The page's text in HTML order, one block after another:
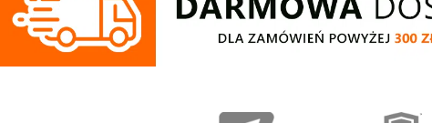
wodnych – spodenki są wiązane w pasie
sznurkiem dzięki czemu nie będą się
zsuwać – rozporek dla większej wygodny
zapinany na mocny rzep – praktyczna
silikonowe logo Pit Bull na nogawce oraz
kieszenie na ręce -
tyłu zamykana na
lampasy z logo